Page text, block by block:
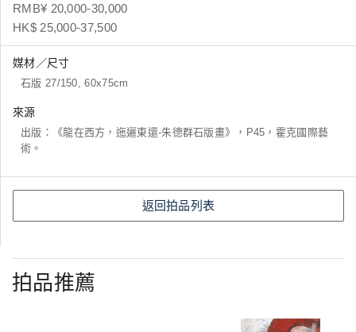
RMB¥ 20,000-30,000
HK$ 25,000-37,500
媒材／尺寸
石版 27/150, 60x75cm
來源
出版：《龍在西方，迤邐東還-朱德群石版畫》，P45，霍克國際藝
術。
返回拍品列表
拍品推薦